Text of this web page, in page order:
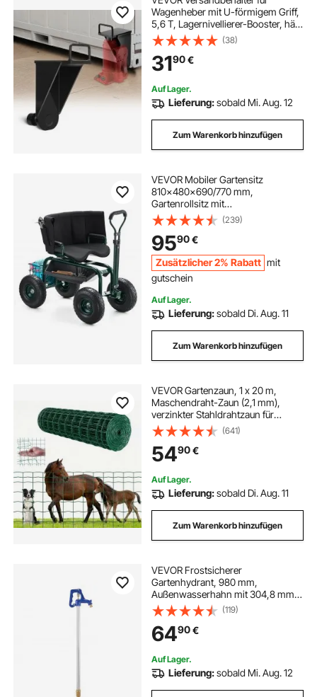
Wagenheber mit U-förmigem Griff,
5,6 T, Lagernivellierer-Booster, hält
Sonne & Regen stand,
Containerheberöse für
Schifffahrtsindustrie, Logistik,
Lagerverwaltung
(38)
3190€
Auf Lager.
Lieferung:sobald Mi. Aug. 12
Zum Warenkorb hinzufügen
VEVOR Mobiler Gartensitz
810x480x690/770 mm,
Gartenrollsitz mit
höhenverstellbarer & um 360°
drehbarer Sitzfläche, Tragkraft 180
kg, Rückenlehne &
Werkzeugaufbewahrung, für
Garten, Hof, Terrasse
(239)
9590€
Zusätzlicher 2% Rabatt mit
gutschein
Auf Lager.
Lieferung:sobald Di. Aug. 11
Zum Warenkorb hinzufügen
VEVOR Gartenzaun, 1 x 20 m,
Maschendraht-Zaun (2,1 mm),
verzinkter Stahldrahtzaun für
Rinder, Schweine & Schafe,
vinylbeschichteter Viehzaun für
Tiergehege, Käfigdraht,
Gartenzäune, Grün
(641)
5490€
Auf Lager.
Lieferung:sobald Di. Aug. 11
Zum Warenkorb hinzufügen
VEVOR Frostsicherer
Gartenhydrant, 980 mm,
Außenwasserhahn mit 304,8 mm
Eingrabetiefe, G 3/4 Zoll
Rohranschluss &
Schlauchkupplung, bleifreier
Hydrant für Bewässerung von
Garten & Bauernhof
(119)
6490€
Auf Lager.
Lieferung:sobald Mi. Aug. 12